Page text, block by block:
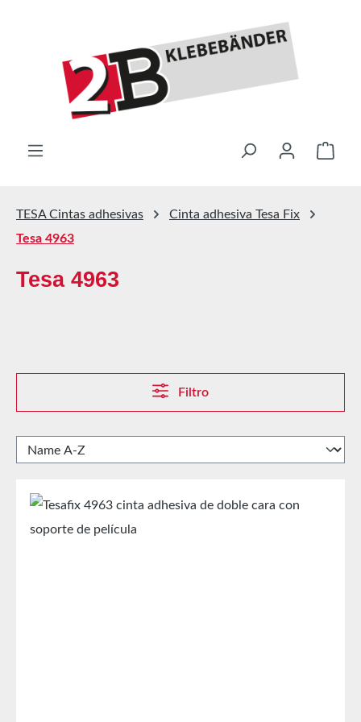
El
TESA Cintas adhesivas
Cinta adhesiva Tesa Fix
Tesa 4963
Tesa 4963
Filtro